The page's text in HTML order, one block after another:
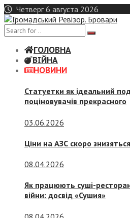
Skip
to
content
Четверг 6 августа 2026
ГОЛОВНА
ВІЙНА
НОВИНИ
Статуетки як ідеальний
поціновувачів прекрасного
03.06.2026
Ціни на АЗС скоро
08.04.2026
Як працюють суші-
війни: досвід «Сушия»